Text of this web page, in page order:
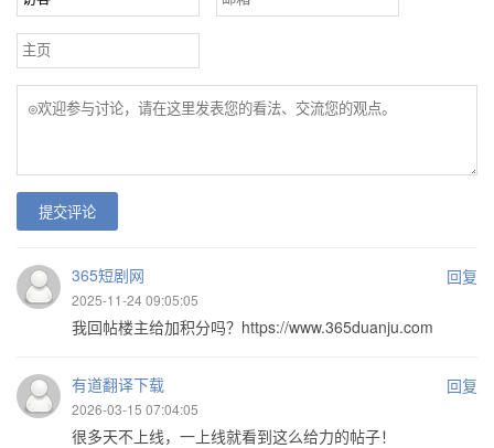
提交评论
365短剧网 回复
2025-11-24 09:05:05
我回帖楼主给加积分吗？https://www.365duanju.com
有道翻译下载 回复
2026-03-15 07:04:05
很多天不上线，一上线就看到这么给力的帖子！